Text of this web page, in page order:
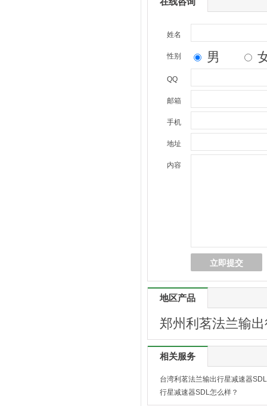
姓名
性别 男
QQ
邮箱
手机
地址
内容
地区产品
郑州利茗法兰输
相关服务
台湾利茗法兰输出行星减速器SDL
行星减速器SDL怎么样？